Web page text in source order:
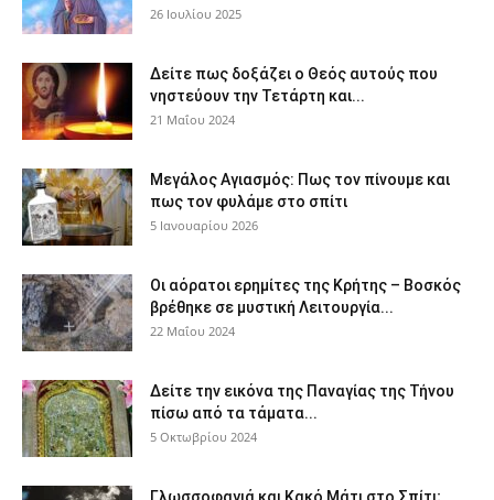
26 Ιουλίου 2025
Δείτε πως δοξάζει ο Θεός αυτούς που
νηστεύουν την Τετάρτη και...
21 Μαΐου 2024
Μεγάλος Αγιασμός: Πως τον πίνουμε και
πως τον φυλάμε στο σπίτι
5 Ιανουαρίου 2026
Οι αόρατοι ερημίτες της Κρήτης – Βοσκός
βρέθηκε σε μυστική Λειτουργία...
22 Μαΐου 2024
Δείτε την εικόνα της Παναγίας της Τήνου
πίσω από τα τάματα...
5 Οκτωβρίου 2024